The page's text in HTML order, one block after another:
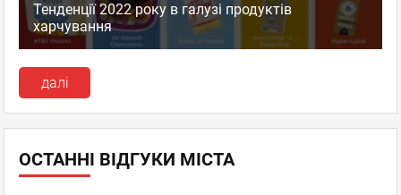
Тенденції 2022 року в галузі продуктів
харчування
далі
ОСТАННІ ВІДГУКИ МІСТА